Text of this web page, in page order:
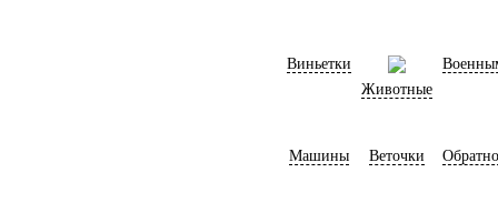
Виньетки
Животные
Машины Веточки